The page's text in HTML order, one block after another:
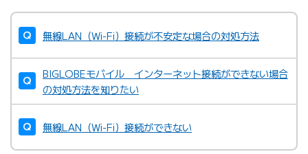
無線LAN（Wi-Fi）接続が不安定な場合の対処方法
BIGLOBEモバイル インターネット接続ができない場合
の対処方法を知りたい
無線LAN（Wi-Fi）接続ができない